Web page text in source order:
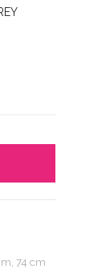
74 cm